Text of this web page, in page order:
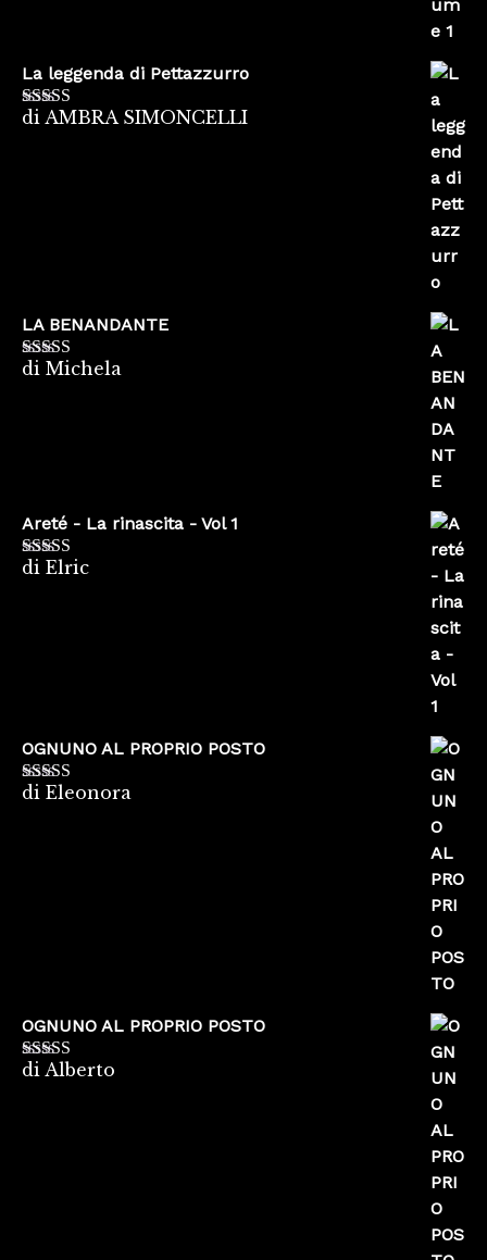
La leggenda di Pettazzurro
Valutato5su
di AMBRA SIMONCELLI
LA BENANDANTE
Valutato5su
di Michela
Areté - La rinascita - Vol 1
Valutato5
di Elric
OGNUNO AL PROPRIO POSTO
Valutato5su
di Eleonora
OGNUNO AL PROPRIO POSTO
Valutato5su
di Alberto